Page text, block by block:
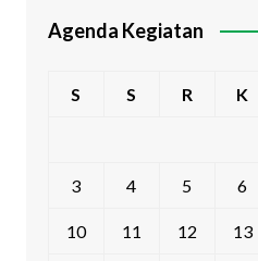
Agenda Kegiatan
S S R K
3 4 5 6
10 11 12 13